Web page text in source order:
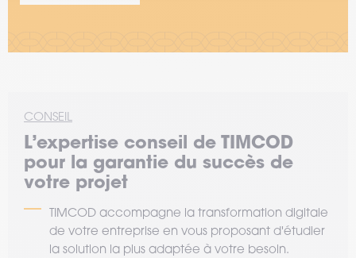
CONSEIL
L’expertise conseil de TIMCOD
pour la garantie du succès de
votre projet
TIMCOD accompagne la transformation digitale
de votre entreprise en vous proposant d'étudier
la solution la plus adaptée à votre besoin.